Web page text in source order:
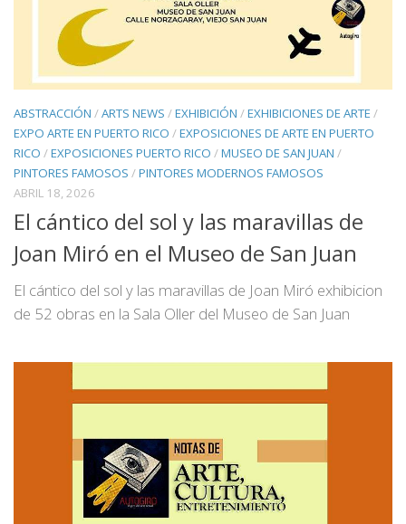
ABSTRACCIÓN /ARTS NEWS /EXHIBICIÓN /EXHIBICIONES DE ARTE /
EXPO ARTE EN PUERTO RICO /EXPOSICIONES DE ARTE EN PUERTO
RICO /EXPOSICIONES PUERTO RICO /MUSEO DE SAN JUAN /
PINTORES FAMOSOS /PINTORES MODERNOS FAMOSOS
ABRIL 18, 2026
El cántico del sol y las maravillas de
Joan Miró en el Museo de San Juan
El cántico del sol y las maravillas de Joan Miró exhibicion
de 52 obras en la Sala Oller del Museo de San Juan